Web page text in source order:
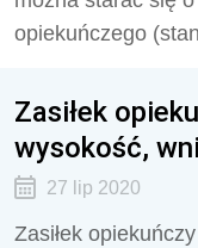
opiekuńczego
Zasiłek
wysokość,
27 lip 2020
Zasiłek